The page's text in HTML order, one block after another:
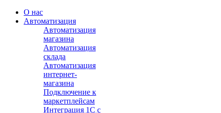
О нас
Автоматизация
Автоматизация
магазина
Автоматизация
склада
Автоматизация
интернет-
магазина
Подключение к
маркетплейсам
Интеграция 1С с